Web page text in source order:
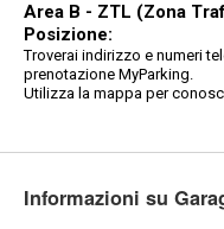
Area B - ZTL (Zona
Posizione:
Troverai indirizzo e numeri
prenotazione MyParking.
Utilizza la mappa per
Informazioni su